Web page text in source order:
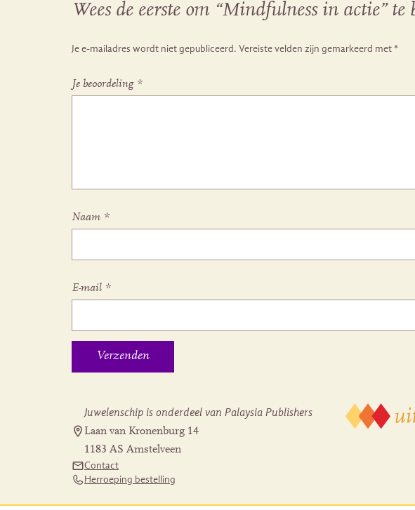
Wees de eerste om “Mindfulness in actie” te
Je e-mailadres wordt niet gepubliceerd. Vereiste velden zijn gemarkeerd met*
Je beoordeling *
Naam *
E-mail *
Juwelenschip is onderdeel van Palaysia Publishers
Laan van Kronenburg 14
1183 AS Amstelveen
Contact
Herroeping bestelling